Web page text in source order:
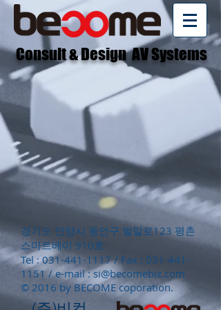
Consult & Design AV Systems
경기도 안양시 동안구 벌말로123 평촌
스마트베이 910호
Tel :031-441-1117/ Fax : 031-441-
1151/ e-mail :si@becomebiz.com
© 2016 by BECOME coporation.